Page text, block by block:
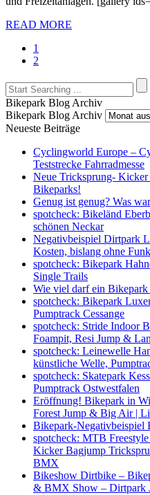
READ MORE
1
2
Bikepark Blog Archiv
Bikepark Blog Archiv
Neueste Beiträge
Cyclingworld Europe –
Teststrecke Fahrradmesse
Neue Tricksprung-
Bikeparks!
Genug ist genug? Was
spotcheck: Bikeländ
schönen Neckar
Negativbeispiel Dirtpark
Kosten, bislang ohne
spotcheck: Bikepark
Single Trails
Wie viel darf ein Bikepark
spotcheck: Bikepark
Pumptrack Cessange
spotcheck: Stride Indoor
Foampit, Resi Jump &
spotcheck: Leinewelle
künstliche Welle,
spotcheck: Skatepark
Pumptrack Ostwestfalen
Eröffnung! Bikepark in
Forest Jump & Big Air |
Bikepark-Negativbeispiel
spotcheck: MTB
Kicker Bagjump
BMX
Bikeshow Dirtbike –
& BMX Show – Dirtpark